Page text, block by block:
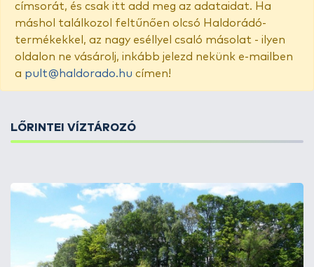
címsorát, és csak itt add meg az adataidat. Ha
máshol találkozol feltűnően olcsó Haldorádó-
termékekkel, az nagy eséllyel csaló másolat - ilyen
oldalon ne vásárolj, inkább jelezd nekünk e-mailben
a pult@haldorado.hu címen!
LŐRINTEI VÍZTÁROZÓ